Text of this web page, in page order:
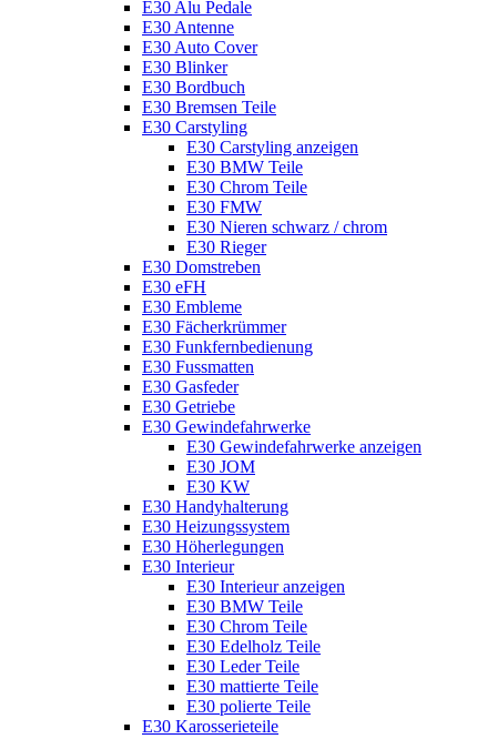
E30 Alu Pedale
E30 Antenne
E30 Auto Cover
E30 Blinker
E30 Bordbuch
E30 Bremsen Teile
E30 Carstyling
E30 Carstyling anzeigen
E30 BMW Teile
E30 Chrom Teile
E30 FMW
E30 Nieren schwarz / chrom
E30 Rieger
E30 Domstreben
E30 eFH
E30 Embleme
E30 Fächerkrümmer
E30 Funkfernbedienung
E30 Fussmatten
E30 Gasfeder
E30 Getriebe
E30 Gewindefahrwerke
E30 Gewindefahrwerke anzeigen
E30 JOM
E30 KW
E30 Handyhalterung
E30 Heizungssystem
E30 Höherlegungen
E30 Interieur
E30 Interieur anzeigen
E30 BMW Teile
E30 Chrom Teile
E30 Edelholz Teile
E30 Leder Teile
E30 mattierte Teile
E30 polierte Teile
E30 Karosserieteile